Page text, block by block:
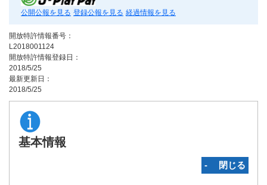
公開公報を見る 登録公報を見る 経過情報を見る
開放特許情報番号：
L2018001124
開放特許情報登録日：
2018/5/25
最新更新日：
2018/5/25
基本情報
‐ 閉じる